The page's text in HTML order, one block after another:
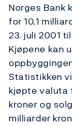
Norges Bank
for 10,1
23. juli 2001
Kjøpene kan
Statistikken
kjøpte valuta
kroner og
milliarder